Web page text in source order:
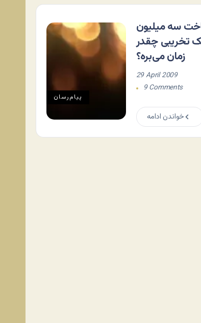
پیام‌رسان
سه میلیون
تخریبی چقدر
زمان می‌بره؟
29 April 2009
9 Comments
خواندن ادامه